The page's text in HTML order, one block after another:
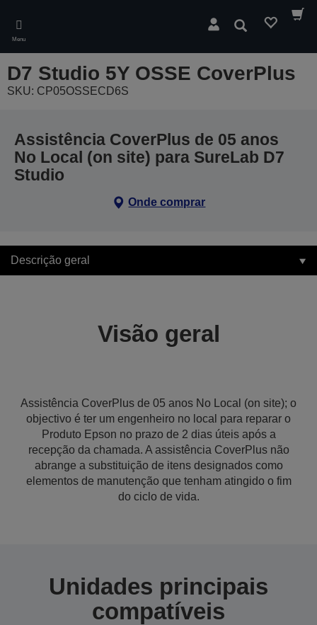
main
content
Menu
Pesquisar
D7 Studio 5Y OSSE CoverPlus
SKU: CP05OSSECD6S
Assistência CoverPlus de 05 anos
No Local (on site) para SureLab D7
Studio
Onde comprar
Descrição geral
Visão geral
Assistência CoverPlus de 05 anos No Local (on site); o
objectivo é ter um engenheiro no local para reparar o
Produto Epson no prazo de 2 dias úteis após a
recepção da chamada. A assistência CoverPlus não
abrange a substituição de itens designados como
elementos de manutenção que tenham atingido o fim
do ciclo de vida.
Unidades principais
compatíveis